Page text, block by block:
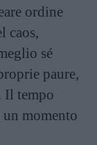
ordine
caos,
sé
paure,
Il tempo
momento